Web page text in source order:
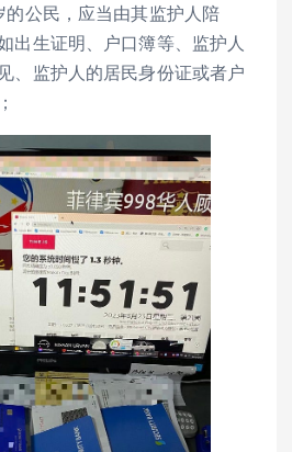
公民，应当由其监护人陪
出生证明、户口簿等、监护人
、监护人的居民身份证或者户